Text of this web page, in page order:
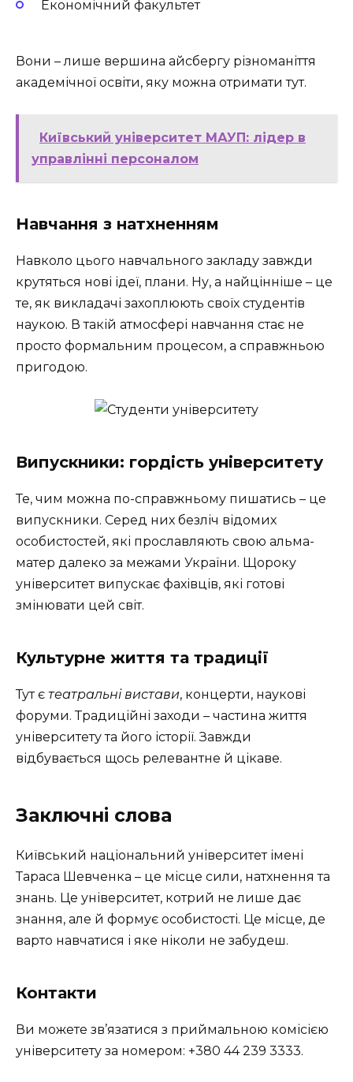
Економічний факультет
Вони – лише вершина айсбергу різноманіття
академічної освіти, яку можна отримати тут.
Київський університет МАУП: лідер в
управлінні персоналом
Навчання з натхненням
Навколо цього навчального закладу завжди
крутяться нові ідеї, плани. Ну, а найцінніше – це
те, як викладачі захоплюють своїх студентів
наукою. В такій атмосфері навчання стає не
просто формальним процесом, а справжньою
пригодою.
Випускники: гордість університету
Те, чим можна по-справжньому пишатись – це
випускники. Серед них безліч відомих
особистостей, які прославляють свою альма-
матер далеко за межами України. Щороку
університет випускає фахівців, які готові
змінювати цей світ.
Культурне життя та традиції
Тут є театральні вистави, концерти, наукові
форуми. Традиційні заходи – частина життя
університету та його історії. Завжди
відбувається щось релевантне й цікаве.
Заключні слова
Київський національний університет імені
Тараса Шевченка – це місце сили, натхнення та
знань. Це університет, котрий не лише дає
знання, але й формує особистості. Це місце, де
варто навчатися і яке ніколи не забудеш.
Контакти
Ви можете зв’язатися з приймальною комісією
університету за номером: +380 44 239 3333.